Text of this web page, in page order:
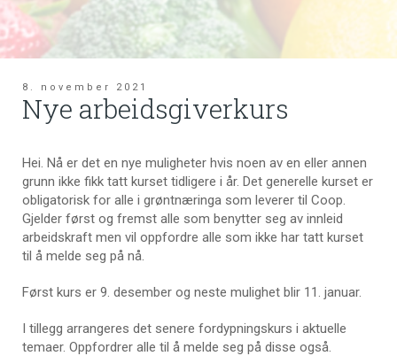
8. november 2021
Nye arbeidsgiverkurs
Hei. Nå er det en nye muligheter hvis noen av en eller annen
grunn ikke fikk tatt kurset tidligere i år. Det generelle kurset er
obligatorisk for alle i grøntnæringa som leverer til Coop.
Gjelder først og fremst alle som benytter seg av innleid
arbeidskraft men vil oppfordre alle som ikke har tatt kurset
til å melde seg på nå.
Først kurs er 9. desember og neste mulighet blir 11. januar.
I tillegg arrangeres det senere fordypningskurs i aktuelle
temaer. Oppfordrer alle til å melde seg på disse også.